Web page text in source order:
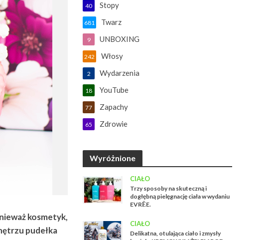
kosmetyk,
pudełka
Stopy
40
Twarz
681
UNBOXING
9
Włosy
242
Wydarzenia
2
YouTube
18
Zapachy
77
Zdrowie
65
Wyróżnione
CIAŁO
Trzy sposoby na skuteczną i
dogłębną pielęgnację ciała w wydaniu
EVRĒE.
CIAŁO
Delikatna, otulająca ciało i zmysły